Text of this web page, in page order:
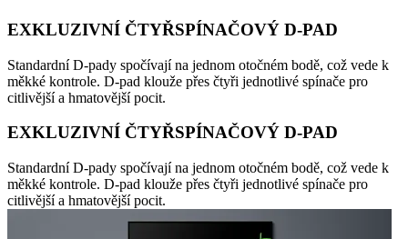
EXKLUZIVNÍ ČTYŘSPÍNAČOVÝ D-PAD
Standardní D-pady spočívají na jednom otočném bodě, což vede k
měkké kontrole. D-pad klouže přes čtyři jednotlivé spínače pro
citlivější a hmatovější pocit.
EXKLUZIVNÍ ČTYŘSPÍNAČOVÝ D-PAD
Standardní D-pady spočívají na jednom otočném bodě, což vede k
měkké kontrole. D-pad klouže přes čtyři jednotlivé spínače pro
citlivější a hmatovější pocit.